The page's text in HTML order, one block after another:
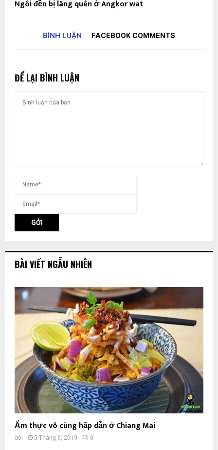
Ngôi đền bị lãng quên ở Angkor wat
BÌNH LUẬN FACEBOOK COMMENTS
ĐỂ LẠI BÌNH LUẬN
BÀI VIẾT NGẪU NHIÊN
Ẩm thực vô cùng hấp dẫn ở Chiang Mai
bởi 5 Tháng 9, 2019 0